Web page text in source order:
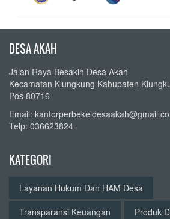
DESA AKAH
Jalan Raya Besakih Desa Akah
Kecamatan Klungkung Kabupaten
Pos 80716
Email:
Telp: 036623824
KATEGORI
Layanan Hukum Dan HAM Desa
Transparansi Keuangan
Produk